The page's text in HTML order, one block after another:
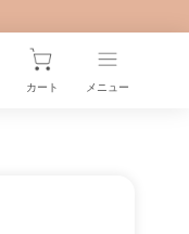
カート メニュー